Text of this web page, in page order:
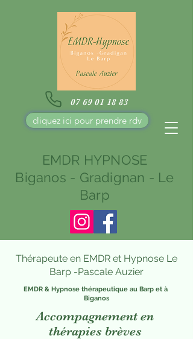
07 69 01 18 83
cliquez ici pour prendre rdv
EMDR HYPNOSE
Biganos - Gradignan - Le
Barp
Thérapeute en EMDR et Hypnose Le
Barp -Pascale Auzier
EMDR & Hypnose thérapeutique au Barp et à
Biganos
Accompagnement en
thérapies brèves